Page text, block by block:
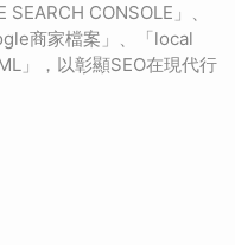
CONSOLE」、
商家檔案」、「local
」，以彰顯SEO在現代行